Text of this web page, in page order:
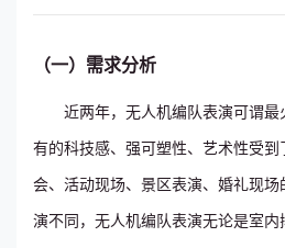
（一）需求分析
近两年，无人机编队表演可谓
有的科技感、强可塑性、艺术性受
会、活动现场、景区表演、婚礼现
演不同，无人机编队表演无论是室